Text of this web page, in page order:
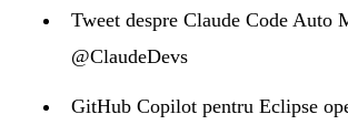
Tweet despre Claude Code Auto
@ClaudeDevs
GitHub Copilot pentru Eclipse